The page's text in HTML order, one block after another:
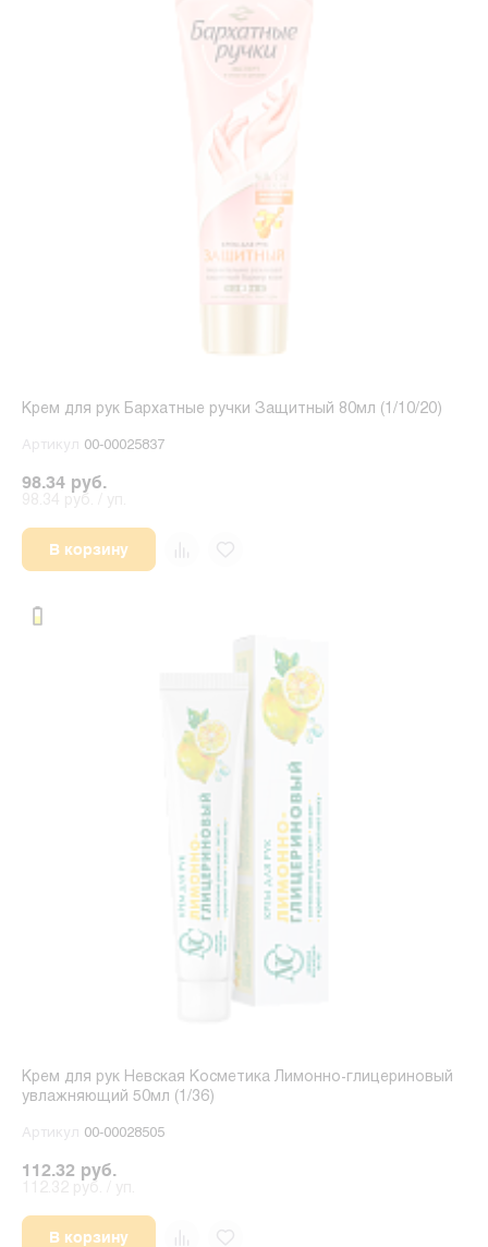
Крем для рук Бархатные ручки Защитный 80мл (1/10/20)
Артикул 00-00025837
98.34 руб.
В корзину
Крем для рук Невская Косметика Лимонно-глицериновый
увлажняющий 50мл (1/36)
Артикул 00-00028505
112.32 руб.
В корзину